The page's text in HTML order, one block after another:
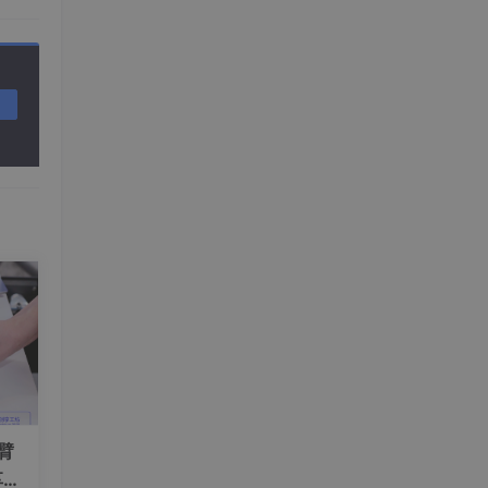
模
我